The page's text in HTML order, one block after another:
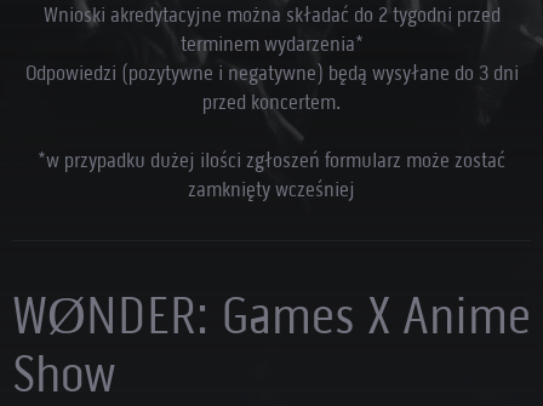
Wnioski akredytacyjne można składać do 2 tygodni przed
terminem wydarzenia*
Odpowiedzi (pozytywne i negatywne) będą wysyłane do 3 dni
przed koncertem.
*w przypadku dużej ilości zgłoszeń formularz może zostać
zamknięty wcześniej
WØNDER: Games X Anime
Show